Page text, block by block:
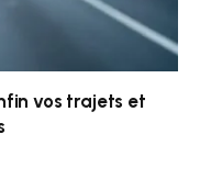
vos trajets et